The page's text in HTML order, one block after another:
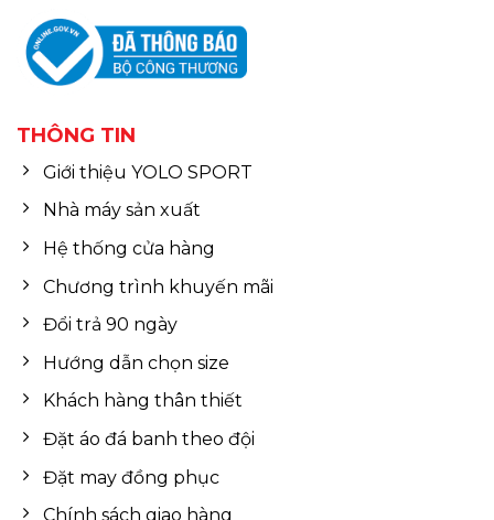
THÔNG TIN
Giới thiệu YOLO SPORT
Nhà máy sản xuất
Hệ thống cửa hàng
Chương trình khuyến mãi
Đổi trả 90 ngày
Hướng dẫn chọn size
Khách hàng thân thiết
Đặt áo đá banh theo đội
Đặt may đồng phục
Chính sách giao hàng